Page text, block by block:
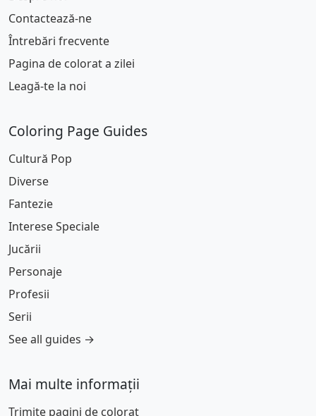
Contactează-ne
Întrebări frecvente
Pagina de colorat a zilei
Leagă-te la noi
Coloring Page Guides
Cultură Pop
Diverse
Fantezie
Interese Speciale
Jucării
Personaje
Profesii
Serii
See all guides →
Mai multe informații
Trimite pagini de colorat